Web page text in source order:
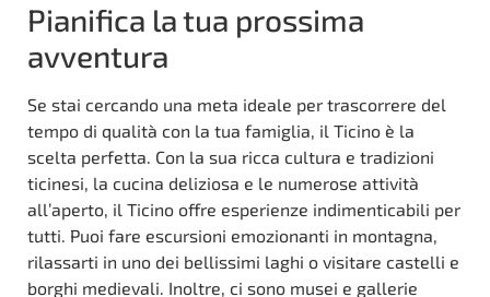
Pianifica la tua prossima
avventura
Se stai cercando una meta ideale per trascorrere del
tempo di qualità con la tua famiglia, il Ticino è la
scelta perfetta. Con la sua ricca cultura e tradizioni
ticinesi, la cucina deliziosa e le numerose attività
all’aperto, il Ticino offre esperienze indimenticabili per
tutti. Puoi fare escursioni emozionanti in montagna,
rilassarti in uno dei bellissimi laghi o visitare castelli e
borghi medievali. Inoltre, ci sono musei e gallerie